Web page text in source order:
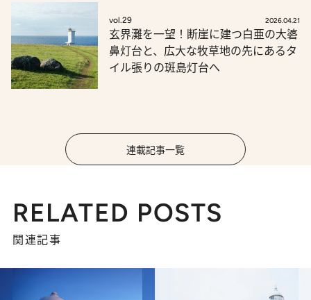
vol.29 2026.04.21
玄界灘を一望！断崖に建つ白亜の大碆
鼻灯台と、広大な牧草地の先にあるタ
イル張りの斑島灯台へ
連載記事一覧
RELATED POSTS
関連記事